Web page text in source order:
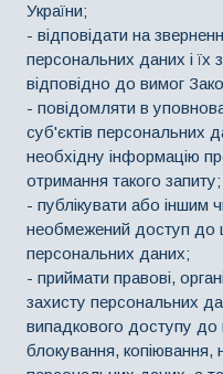
України;
- відповідати на
персональних даних і їх
відповідно до вимог
- повідомляти в
суб'єктів персональних
необхідну інформацію
отримання такого запиту;
- публікувати або іншим
необмежений доступ до
персональних даних;
- приймати правові,
захисту персональних
випадкового доступу до
блокування,